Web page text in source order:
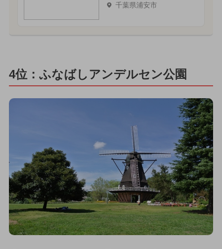
千葉県浦安市
4位：ふなばしアンデルセン公園